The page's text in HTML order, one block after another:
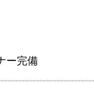
ー完備